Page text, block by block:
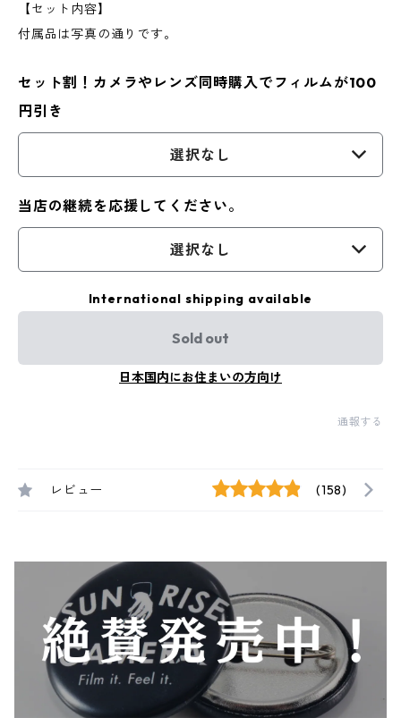
【セット内容】
付属品は写真の通りです。
セット割！カメラやレンズ同時購入でフィルムが100
円引き
選択なし
当店の継続を応援してください。
選択なし
International shipping available
Sold out
日本国内にお住まいの方向け
通報する
レビュー (158)